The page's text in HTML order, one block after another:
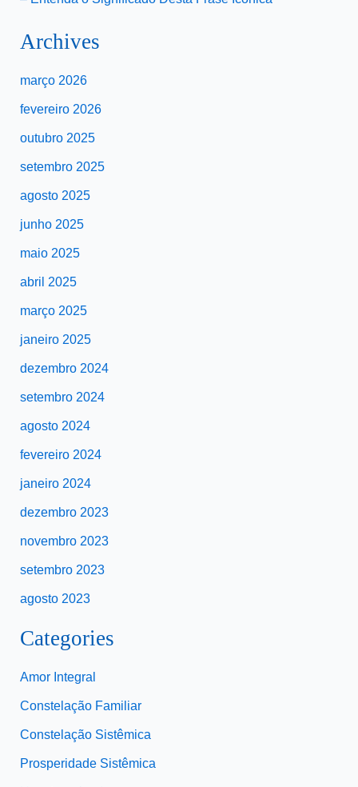
Archives
março 2026
fevereiro 2026
outubro 2025
setembro 2025
agosto 2025
junho 2025
maio 2025
abril 2025
março 2025
janeiro 2025
dezembro 2024
setembro 2024
agosto 2024
fevereiro 2024
janeiro 2024
dezembro 2023
novembro 2023
setembro 2023
agosto 2023
Categories
Amor Integral
Constelação Familiar
Constelação Sistêmica
Prosperidade Sistêmica